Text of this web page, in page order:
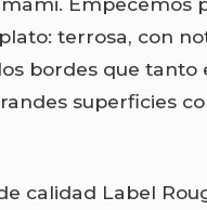
terrosa, con
bordes que tanto
superficies
calidad Label